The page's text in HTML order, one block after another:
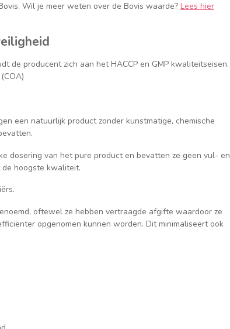
Wil je meer weten over de Bovis waarde? Lees hier
de producent zich aan het HACCP en GMP kwaliteitseisen.
een natuurlijk product zonder kunstmatige, chemische
dosering van het pure product en bevatten ze geen vul- en
de hoogste kwaliteit.
oftewel ze hebben vertraagde afgifte waardoor ze
opgenomen kunnen worden. Dit minimaliseert ook